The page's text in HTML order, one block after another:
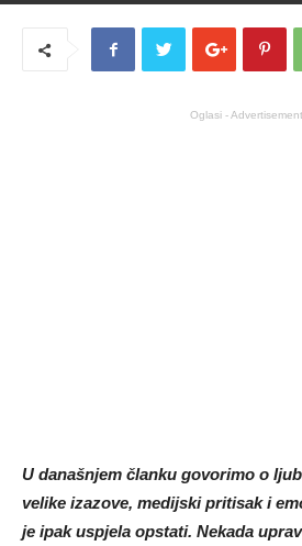
Oglasi - Advertisement
U današnjem članku govorimo o
velike izazove, medijski pritisak i
je ipak uspjela opstati. Nekada